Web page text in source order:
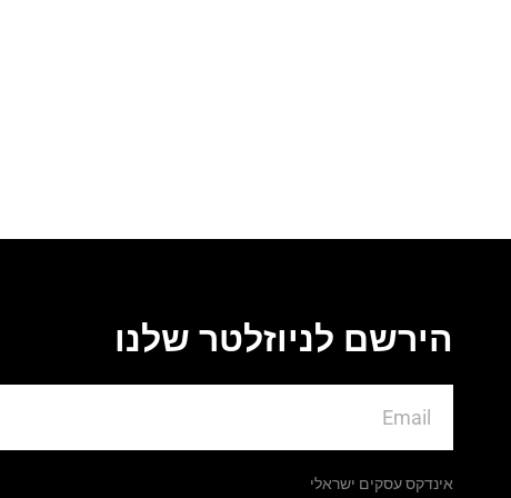
הירשם לניוזלטר שלנו
אינדקס עסקים ישראלי